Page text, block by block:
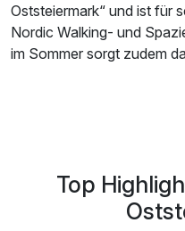
Oststeiermark“ und ist für
Nordic Walking- und
im Sommer sorgt zudem
Top